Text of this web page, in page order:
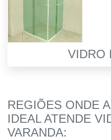
VIDRO
REGIÕES ONDE
IDEAL ATENDE
VARANDA: